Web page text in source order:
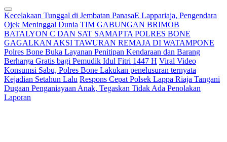
Kecelakaan Tunggal di Jembatan PanasaE Lappariaja, Pengendara
Ojek Meninggal Dunia TIM GABUNGAN BRIMOB
BATALYON C DAN SAT SAMAPTA POLRES BONE
GAGALKAN AKSI TAWURAN REMAJA DI WATAMPONE
Polres Bone Buka Layanan Penitipan Kendaraan dan Barang
Berharga Gratis bagi Pemudik Idul Fitri 1447 H Viral Video
Konsumsi Sabu, Polres Bone Lakukan penelusuran ternyata
Kejadian Setahun Lalu Respons Cepat Polsek Lappa Riaja Tangani
Dugaan Penganiayaan Anak, Tegaskan Tidak Ada Penolakan
Laporan